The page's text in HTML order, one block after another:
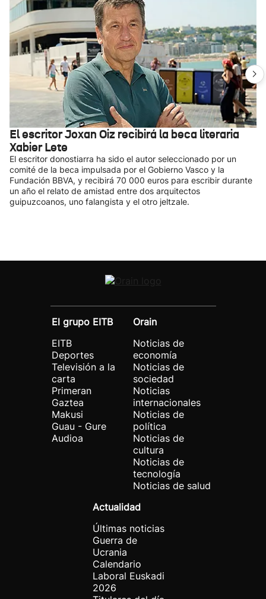
El escritor Joxan Oiz recibirá la beca literaria
Xabier Lete
El escritor donostiarra ha sido el autor seleccionado por un
comité de la beca impulsada por el Gobierno Vasco y la
Fundación BBVA, y recibirá 70 000 euros para escribir durante
un año el relato de amistad entre dos arquitectos
guipuzcoanos, uno falangista y el otro jeltzale.
El grupo EITB
EITB
Deportes
Televisión a la
carta
Primeran
Gaztea
Makusi
Guau - Gure
Audioa
Orain
Noticias de
economía
Noticias de
sociedad
Noticias
internacionales
Noticias de
política
Noticias de
cultura
Noticias de
tecnología
Noticias de salud
Actualidad
Últimas noticias
Guerra de
Ucrania
Calendario
Laboral Euskadi
2026